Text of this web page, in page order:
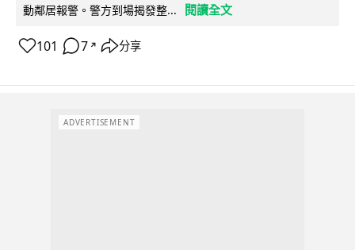
動鄰居報警。警方到場揭發整...
閱讀全文
101 7 ↗ 分享
ADVERTISEMENT